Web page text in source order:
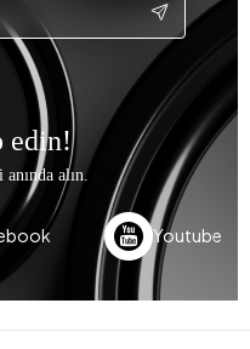
edin!
alın.
Youtube